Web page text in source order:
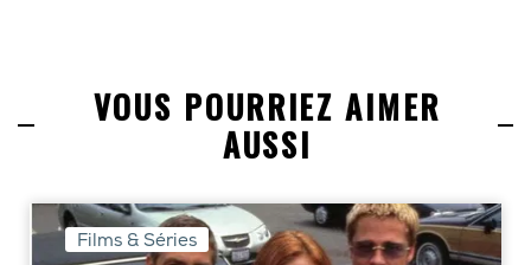
VOUS POURRIEZ AIMER
AUSSI
Films & Séries